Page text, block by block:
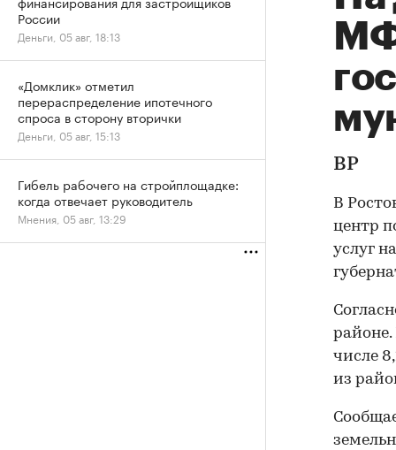
ВР
В
центр
услуг
районе.
числе
из
России
Деньги, 05 авг, 18:13
«Домклик» отметил
перераспределение ипотечного
спроса в сторону вторички
Деньги, 05 авг, 15:13
Гибель рабочего на стройплощадке:
когда отвечает руководитель
Мнения, 05 авг, 13:29